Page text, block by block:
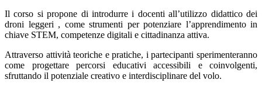
Il corso si propone di introdurre i docenti all’utilizzo didattico dei
droni leggeri , come strumenti per potenziare l’apprendimento in
chiave STEM, competenze digitali e cittadinanza attiva.
Attraverso attività teoriche e pratiche, i partecipanti sperimenteranno
come progettare percorsi educativi accessibili e coinvolgenti,
sfruttando il potenziale creativo e interdisciplinare del volo.